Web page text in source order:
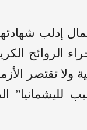
إدلب
الروائح
ولا تقتصر
لليشمانيا”